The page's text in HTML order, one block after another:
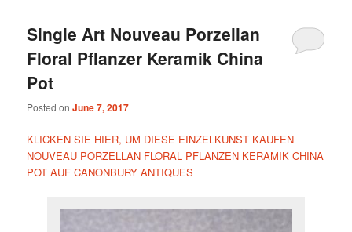
Single Art Nouveau Porzellan
Floral Pflanzer Keramik China
Pot
Posted onJune 7, 2017
KLICKEN SIE HIER, UM DIESE EINZELKUNST KAUFEN
NOUVEAU PORZELLAN FLORAL PFLANZEN KERAMIK CHINA
POT AUF CANONBURY ANTIQUES